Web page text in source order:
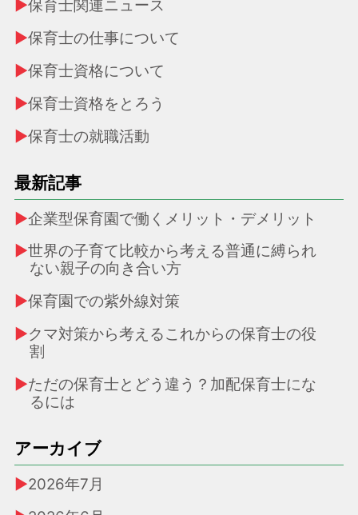
保育士関連ニュース
保育士の仕事について
保育士資格について
保育士資格をとろう
保育士の就職活動
最新記事
企業型保育園で働くメリット・デメリット
世界の子育て比較から考える普通に縛られ
ない親子の向き合い方
保育園での紫外線対策
クマ対策から考えるこれからの保育士の役
割
ただの保育士とどう違う？加配保育士にな
るには
アーカイブ
2026年7月